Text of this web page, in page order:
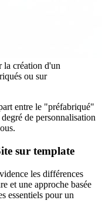
la création d'un
ou sur
entre le "préfabriqué"
de personnalisation
sur template
les différences
et une approche basée
essentiels pour un